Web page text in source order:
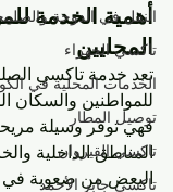
النقل في الدوحة
تاكسي الجهراء
الخدمات المحلية في
توصيل المطار
تاكسي القيروان
تاكسي جابر الأحمد
أهمية الخدمة
المحليين
تعد خدمة تاكسي
للمواطنين والسكان
فهي توفر وسيلة
المناطق الداخلية
البعض من صعوبة